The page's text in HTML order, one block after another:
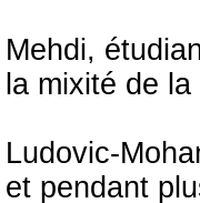
Mehdi,
la mixité de
Ludovic-
et pendant